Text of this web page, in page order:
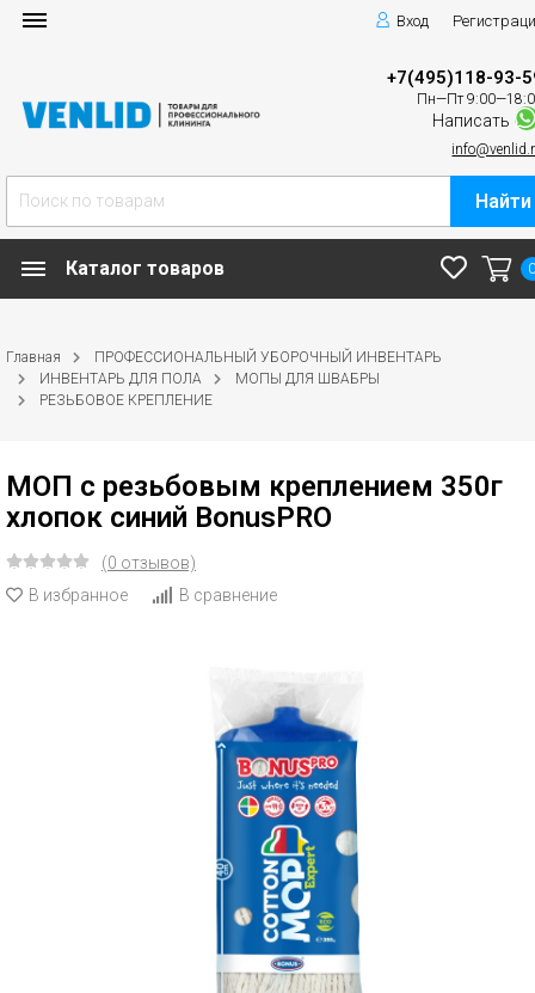
Вход
+7(495)118-93-
Пн—Пт
Написать
Найти
Каталог товаров
Главная
ПРОФЕССИОНАЛЬНЫЙ УБОРОЧНЫЙ ИНВЕНТАРЬ
ИНВЕНТАРЬ ДЛЯ ПОЛА
МОПЫ ДЛЯ ШВАБРЫ
РЕЗЬБОВОЕ КРЕПЛЕНИЕ
МОП с резьбовым креплением 350г
хлопок синий BonusPRO
(0 отзывов)
В избранное
В сравнение